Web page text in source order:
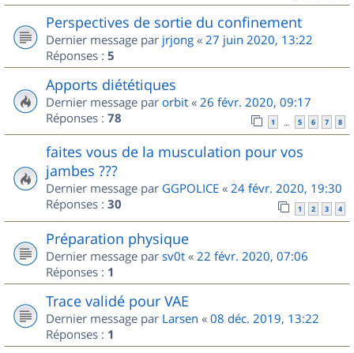
Perspectives de sortie du confinement
Dernier message par jrjong « 27 juin 2020, 13:22
Réponses : 5
Apports diététiques
Dernier message par orbit « 26 févr. 2020, 09:17
Réponses : 78 1 … 5 6 7 8
faites vous de la musculation pour vos
jambes ???
Dernier message par GGPOLICE « 24 févr. 2020, 19:30
Réponses : 30 1 2 3 4
Préparation physique
Dernier message par sv0t « 22 févr. 2020, 07:06
Réponses : 1
Trace validé pour VAE
Dernier message par Larsen « 08 déc. 2019, 13:22
Réponses : 1